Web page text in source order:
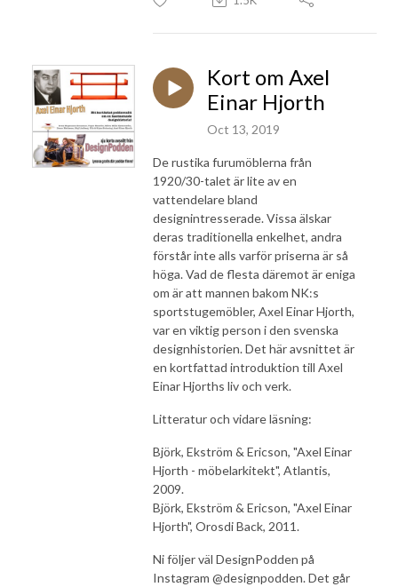
Kort om Axel
Einar Hjorth
Oct 13, 2019
De rustika furumöblerna från
1920/30-talet är lite av en
vattendelare bland
designintresserade. Vissa älskar
deras traditionella enkelhet, andra
förstår inte alls varför priserna är så
höga. Vad de flesta däremot är eniga
om är att mannen bakom NK:s
sportstugemöbler, Axel Einar Hjorth,
var en viktig person i den svenska
designhistorien. Det här avsnittet är
en kortfattad introduktion till Axel
Einar Hjorths liv och verk.
Litteratur och vidare läsning:
Björk, Ekström & Ericson, "Axel Einar
Hjorth - möbelarkitekt", Atlantis,
2009.
Björk, Ekström & Ericson, "Axel Einar
Hjorth", Orosdi Back, 2011.
Ni följer väl DesignPodden på
Instagram @designpodden. Det går